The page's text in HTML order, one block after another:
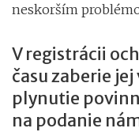
neskorším
V registrácii
času zaberie
plynutie
na podanie